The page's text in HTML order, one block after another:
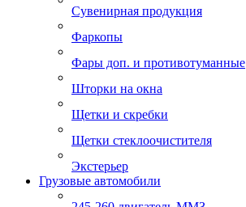
Сувенирная продукция
Фаркопы
Фары доп. и противотуманные
Шторки на окна
Щетки и скребки
Щетки стеклоочистителя
Экстерьер
Грузовые автомобили